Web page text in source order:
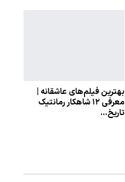
بهترین فیلم‌های عاشقانه |
معرفی ۱۲ شاهکار رمانتیک
تاریخ…